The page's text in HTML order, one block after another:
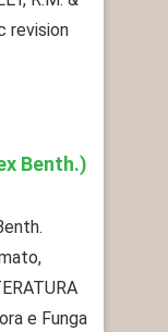
revision
Benth.)
e Funga